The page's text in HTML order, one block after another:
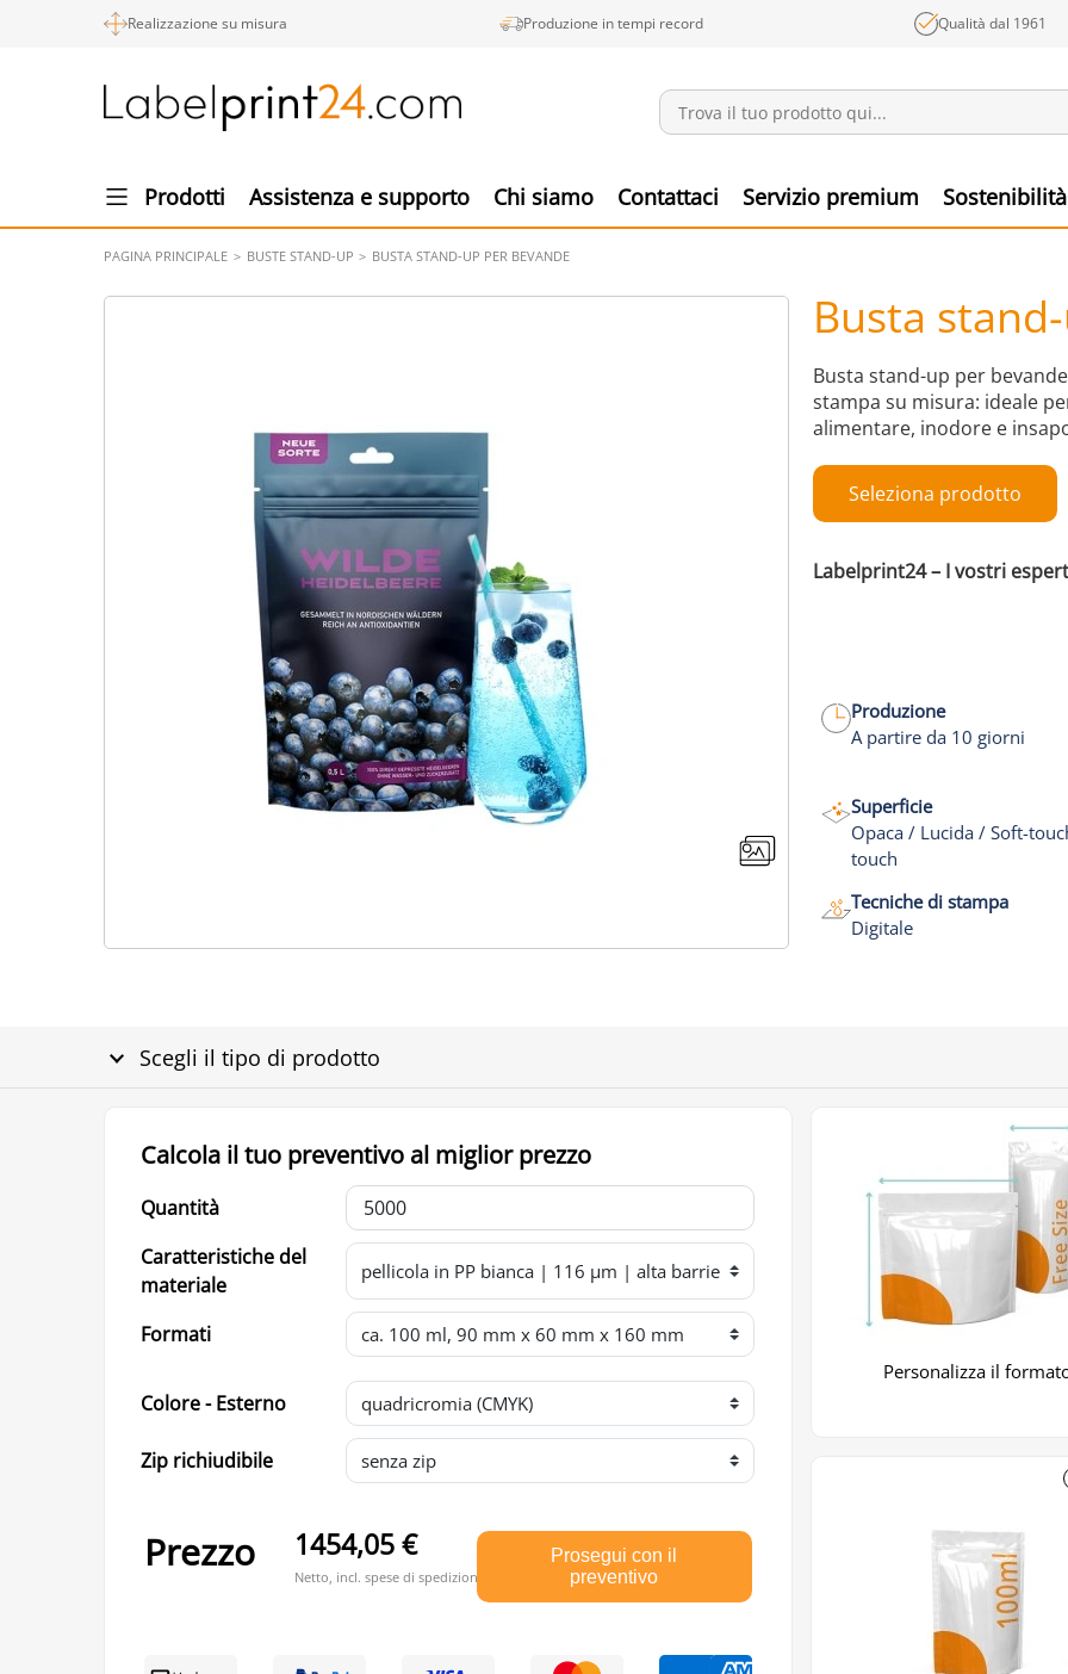
Realizzazione su misura Produzione in tempi record Qualità dal 1961
Prodotti Assistenza e supporto Chi siamo Contattaci Servizio premium Sostenibilità
PAGINA PRINCIPALE BUSTE STAND-UP BUSTA STAND-UP PER BEVANDE
Busta
Busta stand-up per
stampa su misura: ideale
alimentare, inodore e
Seleziona prodotto
Labelprint24 – I vostri
Produzione
A partire da 10 giorni
Superficie
Opaca / Lucida / Soft-
touch
Tecniche di stampa
Digitale
Scegli il tipo di prodotto
Calcola il tuo preventivo al miglior prezzo
Quantità
Caratteristiche del
materiale
Formati
Colore - Esterno
Zip richiudibile
Prezzo 1454,05 €
Netto, incl. spese di spedizione
Prosegui con il
preventivo
Personalizza il